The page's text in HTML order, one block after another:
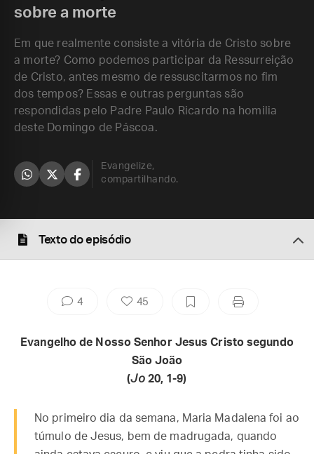
sobre a morte
Em que realmente consiste a vitória de Cristo sobre
a morte? Como podemos participar da Ressurreição
de Cristo, antes mesmo de ressuscitarmos no fim
dos tempos? Essas e outras perguntas são
respondidas pelo Padre Paulo Ricardo na homilia
deste Domingo de Páscoa.
Evangelize,
compartilhando.
Texto do episódio
4 45
Evangelho de Nosso Senhor Jesus Cristo segundo
São João
(Jo 20, 1-9)
No primeiro dia da semana, Maria Madalena foi ao
túmulo de Jesus, bem de madrugada, quando